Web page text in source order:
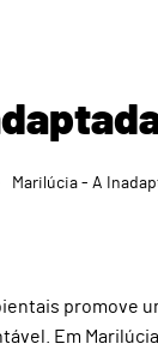
Marilúcia - A
promove
Em Marilúcia